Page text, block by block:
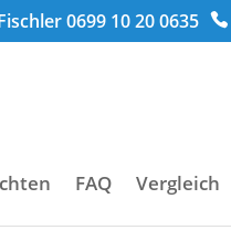
0699 10 20 0635
FAQ Vergleich